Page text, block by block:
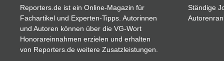
Reporters.de ist ein Online-Magazin für
Fachartikel und Experten-Tipps. Autorinnen
und Autoren können über die VG-Wort
Honorareinnahmen erzielen und erhalten
von Reporters.de weitere Zusatzleistungen.
Ständige